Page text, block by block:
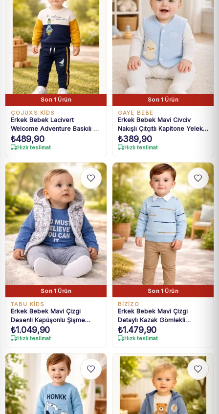
Son 1 Ürün
ÇOJUXS KİDS
Erkek Bebek Lacivert
Welcome Adventure Baskılı 2li
Takım 6-24 Ay
₺489,90
Hızlı teslimat
Son 1 Ürün
GAYE BEBE
Erkek Bebek Mavi Civciv
Nakışlı Çıtçıtlı Kapitone Yelek
0-9 Ay
₺389,90
Hızlı teslimat
Son 1 Ürün
TABU KİDS
Erkek Bebek Mavi Çizgi
Desenli Kapüşonlu Şişme
Yelekli Takım 6-18 Ay
₺1.049,90
Hızlı teslimat
Son 1 Ürün
BİZİZO
Erkek Bebek Mavi Çizgi
Detaylı Kazak Gömlekli
Pantolon Takım 9-24 Ay
₺1.479,90
Hızlı teslimat